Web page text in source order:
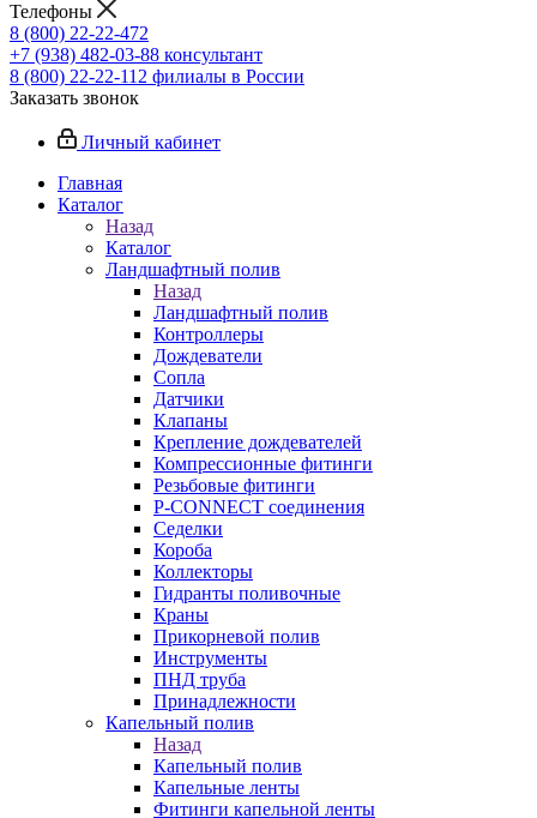
Телефоны
8 (800) 22-22-472
+7 (938) 482-03-88 консультант
8 (800) 22-22-112 филиалы в России
Заказать звонок
Личный кабинет
Главная
Каталог
Назад
Каталог
Ландшафтный полив
Назад
Ландшафтный полив
Контроллеры
Дождеватели
Сопла
Датчики
Клапаны
Крепление дождевателей
Компрессионные фитинги
Резьбовые фитинги
P-CONNECT соединения
Седелки
Короба
Коллекторы
Гидранты поливочные
Краны
Прикорневой полив
Инструменты
ПНД труба
Принадлежности
Капельный полив
Назад
Капельный полив
Капельные ленты
Фитинги капельной ленты